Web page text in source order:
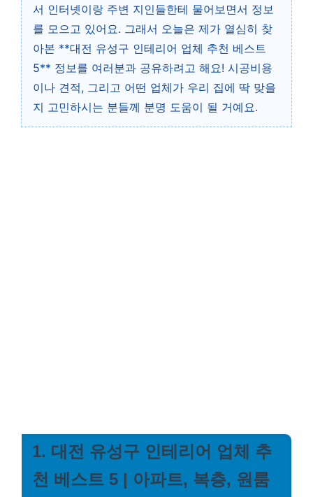
서 인터넷이랑 주변 지인들한테 물어보면서 정보
를 모으고 있어요. 그래서 오늘은 제가 열심히 찾
아본 **대전 유성구 인테리어 업체 추천 베스트
5** 정보를 여러분과 공유하려고 해요! 시공비용
이나 견적, 그리고 어떤 업체가 우리 집에 딱 맞을
지 고민하시는 분들께 분명 도움이 될 거예요.
1. 대전 유성구 인테리어 업체 추
천 베스트 5 | 아파트, 복층, 원룸